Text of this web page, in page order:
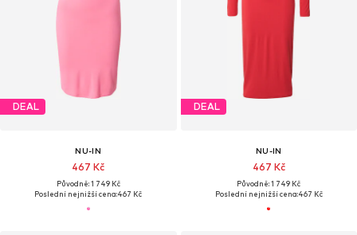
DEAL
NU-IN
467 Kč
Původně: 1 749 Kč
Poslední nejnižší cena:467 Kč
DEAL
NU-IN
467 Kč
Původně: 1 749 Kč
Poslední nejnižší cena:467 Kč